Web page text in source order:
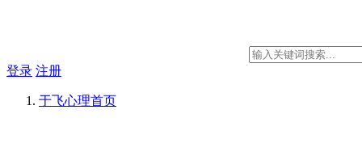
登录 注册
于飞心理首页